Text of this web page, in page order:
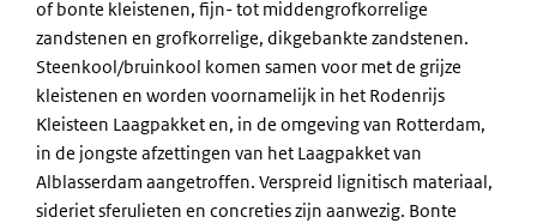
of bonte kleistenen, fijn- tot middengrofkorrelige
zandstenen en grofkorrelige, dikgebankte zandstenen.
Steenkool/bruinkool komen samen voor met de grijze
kleistenen en worden voornamelijk in het Rodenrijs
Kleisteen Laagpakket en, in de omgeving van Rotterdam,
in de jongste afzettingen van het Laagpakket van
Alblasserdam aangetroffen. Verspreid lignitisch materiaal,
sideriet sferulieten en concreties zijn aanwezig. Bonte